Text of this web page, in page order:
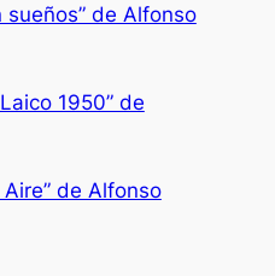
sueños” de Alfonso
1950” de
de Alfonso